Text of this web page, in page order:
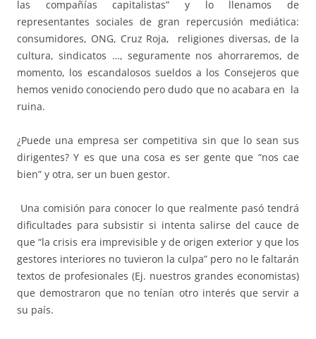
las compañías capitalistas” y lo llenamos de
representantes sociales de gran repercusión mediática:
consumidores, ONG, Cruz Roja, religiones diversas, de la
cultura, sindicatos …, seguramente nos ahorraremos, de
momento, los escandalosos sueldos a los Consejeros que
hemos venido conociendo pero dudo que no acabara en la
ruina.
¿Puede una empresa ser competitiva sin que lo sean sus
dirigentes? Y es que una cosa es ser gente que “nos cae
bien” y otra, ser un buen gestor.
Una comisión para conocer lo que realmente pasó tendrá
dificultades para subsistir si intenta salirse del cauce de
que “la crisis era imprevisible y de origen exterior y que los
gestores interiores no tuvieron la culpa” pero no le faltarán
textos de profesionales (Ej. nuestros grandes economistas)
que demostraron que no tenían otro interés que servir a
su país.